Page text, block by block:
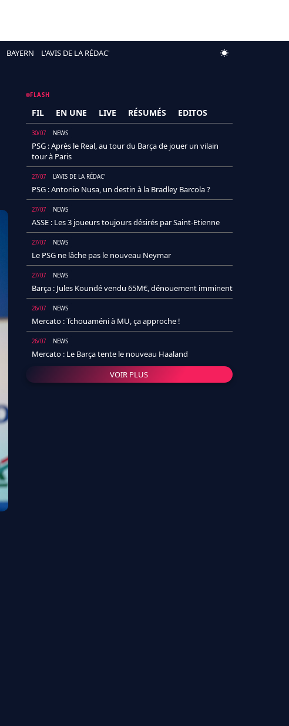
BAYERN L'AVIS DE LA RÉDAC'
FLASH
FIL EN UNE LIVE RÉSUMÉS EDITOS
30/07 NEWS
PSG : Après le Real, au tour du Barça de jouer un vilain
tour à Paris
27/07 L'AVIS DE LA RÉDAC'
PSG : Antonio Nusa, un destin à la Bradley Barcola ?
27/07 NEWS
ASSE : Les 3 joueurs toujours désirés par Saint-Etienne
27/07 NEWS
Le PSG ne lâche pas le nouveau Neymar
27/07 NEWS
Barça : Jules Koundé vendu 65M€, dénouement imminent
26/07 NEWS
Mercato : Tchouaméni à MU, ça approche !
26/07 NEWS
Mercato : Le Barça tente le nouveau Haaland
VOIR PLUS